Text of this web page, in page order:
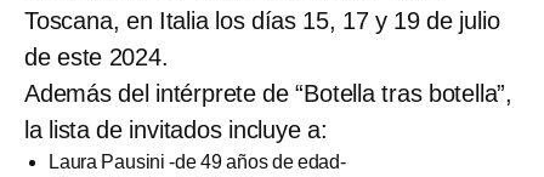
Toscana, en Italia los días 15, 17 y 19 de julio
de este 2024.
Además del intérprete de “Botella tras botella”,
la lista de invitados incluye a:
Laura Pausini -de 49 años de edad-